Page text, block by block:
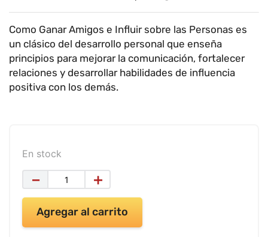
Como Ganar Amigos e Influir sobre las Personas es
un clásico del desarrollo personal que enseña
principios para mejorar la comunicación, fortalecer
relaciones y desarrollar habilidades de influencia
positiva con los demás.
En stock
＋
－
Agregar al carrito
8.
teclado
9.
impresora
10. calculadora